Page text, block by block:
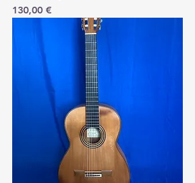
Price
130,00 €